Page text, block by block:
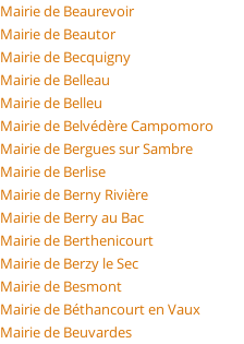
Mairie de Beaurevoir
Mairie de Beautor
Mairie de Becquigny
Mairie de Belleau
Mairie de Belleu
Mairie de Belvédère Campomoro
Mairie de Bergues sur Sambre
Mairie de Berlise
Mairie de Berny Rivière
Mairie de Berry au Bac
Mairie de Berthenicourt
Mairie de Berzy le Sec
Mairie de Besmont
Mairie de Béthancourt en Vaux
Mairie de Beuvardes